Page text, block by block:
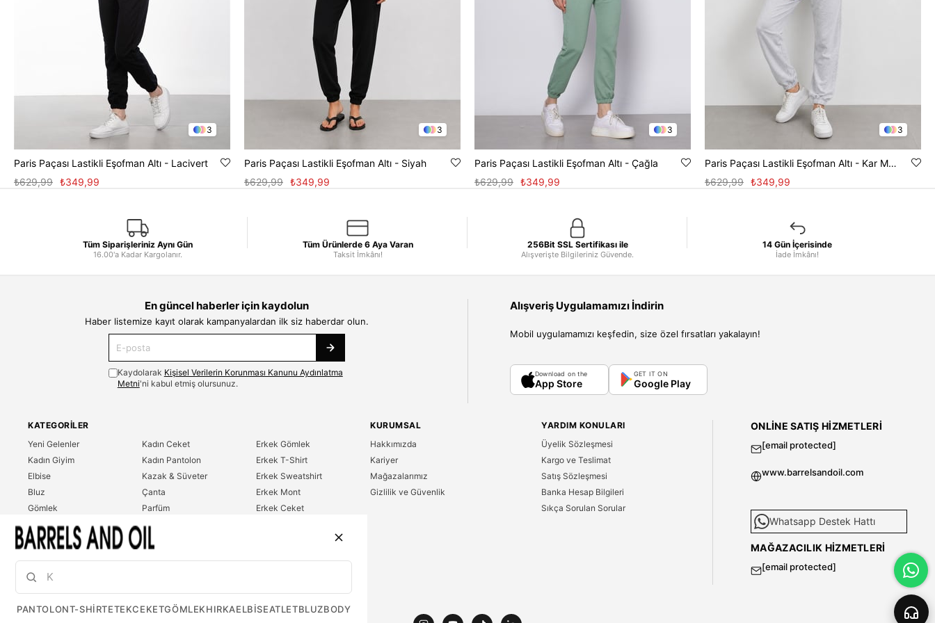
3
Paris Paçası Lastikli Eşofman Altı - Lacivert
₺349,99
₺629,99
3
Paris Paçası Lastikli Eşofman Altı - Siyah
₺349,99
₺629,99
3
Paris Paçası Lastikli Eşofman Altı - Çağla
₺349,99
₺629,99
3
Paris Paçası Lastikli Eşofman Altı - Kar Melanj
₺349,99
₺629,99
Tüm Siparişleriniz Aynı Gün
16.00'a Kadar Kargolanır.
Tüm Ürünlerde 6 Aya Varan
Taksit İmkânı!
256Bit SSL Sertifikası ile
Alışverişte Bilgileriniz Güvende.
14 Gün İçerisinde
İade İmkânı!
En güncel haberler için kaydolun
Haber listemize kayıt olarak kampanyalardan ilk siz haberdar olun.
Kaydolarak Kişisel Verilerin Korunması Kanunu Aydınlatma
Metni'ni kabul etmiş olursunuz.
Alışveriş Uygulamamızı İndirin
Mobil uygulamamızı keşfedin, size özel fırsatları yakalayın!
Download on the
App Store
GET IT ON
Google Play
KATEGORILER
Yeni Gelenler
Kadın Giyim
Elbise
Bluz
Gömlek
T-Shirt
Sweatshirt
Kadın Ceket
Kadın Pantolon
Kazak & Süveter
Çanta
Parfüm
Erkek Giyim
Erkek Gömlek
Erkek T-Shirt
Erkek Sweatshirt
Erkek Mont
Erkek Ceket
KURUMSAL
Hakkımızda
Kariyer
Mağazalarımız
Gizlilik ve Güvenlik
YARDIM KONULARI
Üyelik Sözleşmesi
Kargo ve Teslimat
Satış Sözleşmesi
Banka Hesap Bilgileri
Sıkça Sorulan Sorular
ONLINE SATIŞ HIZMETLERI
[email protected]
www.barrelsandoil.com
Whatsapp Destek Hattı
MAĞAZACILIK HIZMETLERI
[email protected]
PANTOLONT-SHIRTETEKCEKETGÖMLEKHIRKAELBISEATLETBLUZBODY